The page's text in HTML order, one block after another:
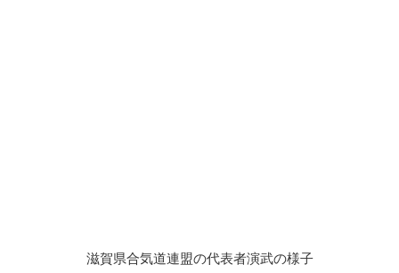
滋賀県合気道連盟の代表者演武の様子